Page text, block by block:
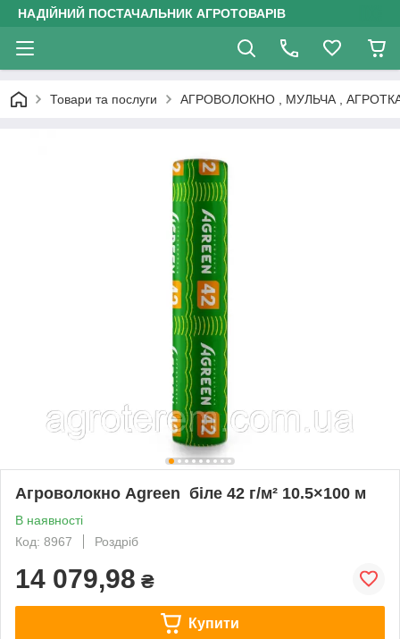
НАДІЙНИЙ ПОСТАЧАЛЬНИК АГРОТОВАРІВ
Товари та послуги АГРОВОЛОКНО , МУЛЬЧА ,
Агроволокно Agreen біле 42 г/м² 10.5×100 м
В наявності
Код: 8967
Роздріб
14 079,98 ₴
Купити